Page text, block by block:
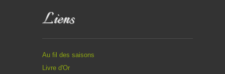
Liens
Au fil des saisons
Livre d'Or